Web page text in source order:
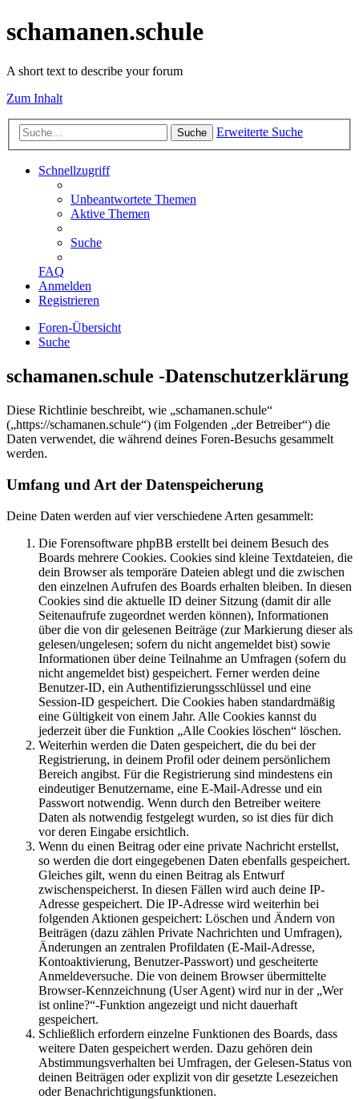
schamanen.schule
A short text to describe your forum
Zum Inhalt
Suche Erweiterte Suche
Schnellzugriff
Unbeantwortete Themen
Aktive Themen
Suche
FAQ
Anmelden
Registrieren
Foren-Übersicht
Suche
schamanen.schule -Datenschutzerklärung
Diese Richtlinie beschreibt, wie „schamanen.schule“
(„https://schamanen.schule“) (im Folgenden „der Betreiber“) die
Daten verwendet, die während deines Foren-Besuchs gesammelt
werden.
Umfang und Art der Datenspeicherung
Deine Daten werden auf vier verschiedene Arten gesammelt:
Die Forensoftware phpBB erstellt bei deinem Besuch des
Boards mehrere Cookies. Cookies sind kleine Textdateien, die
dein Browser als temporäre Dateien ablegt und die zwischen
den einzelnen Aufrufen des Boards erhalten bleiben. In diesen
Cookies sind die aktuelle ID deiner Sitzung (damit dir alle
Seitenaufrufe zugeordnet werden können), Informationen
über die von dir gelesenen Beiträge (zur Markierung dieser als
gelesen/ungelesen; sofern du nicht angemeldet bist) sowie
Informationen über deine Teilnahme an Umfragen (sofern du
nicht angemeldet bist) gespeichert. Ferner werden deine
Benutzer-ID, ein Authentifizierungsschlüssel und eine
Session-ID gespeichert. Die Cookies haben standardmäßig
eine Gültigkeit von einem Jahr. Alle Cookies kannst du
jederzeit über die Funktion „Alle Cookies löschen“ löschen.
Weiterhin werden die Daten gespeichert, die du bei der
Registrierung, in deinem Profil oder deinem persönlichem
Bereich angibst. Für die Registrierung sind mindestens ein
eindeutiger Benutzername, eine E-Mail-Adresse und ein
Passwort notwendig. Wenn durch den Betreiber weitere
Daten als notwendig festgelegt wurden, so ist dies für dich
vor deren Eingabe ersichtlich.
Wenn du einen Beitrag oder eine private Nachricht erstellst,
so werden die dort eingegebenen Daten ebenfalls gespeichert.
Gleiches gilt, wenn du einen Beitrag als Entwurf
zwischenspeicherst. In diesen Fällen wird auch deine IP-
Adresse gespeichert. Die IP-Adresse wird weiterhin bei
folgenden Aktionen gespeichert: Löschen und Ändern von
Beiträgen (dazu zählen Private Nachrichten und Umfragen),
Änderungen an zentralen Profildaten (E-Mail-Adresse,
Kontoaktivierung, Benutzer-Passwort) und gescheiterte
Anmeldeversuche. Die von deinem Browser übermittelte
Browser-Kennzeichnung (User Agent) wird nur in der „Wer
ist online?“-Funktion angezeigt und nicht dauerhaft
gespeichert.
Schließlich erfordern einzelne Funktionen des Boards, dass
weitere Daten gespeichert werden. Dazu gehören dein
Abstimmungsverhalten bei Umfragen, der Gelesen-Status von
deinen Beiträgen oder explizit von dir gesetzte Lesezeichen
oder Benachrichtigungsfunktionen.